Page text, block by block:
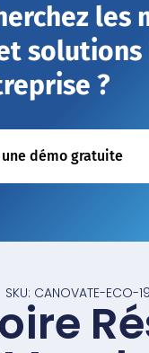
les
solutions
?
démo gratuite
SKU: CANOVATE-ECO-19